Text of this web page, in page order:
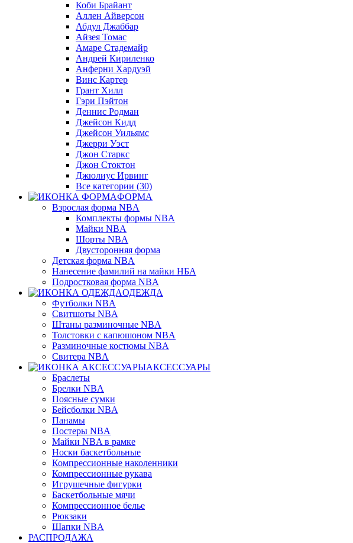
Коби Брайант
Аллен Айверсон
Абдул Джаббар
Айзея Томас
Амаре Стадемайр
Андрей Кириленко
Анферни Xардуэй
Винс Картер
Грант Хилл
Гэри Пэйтон
Деннис Родман
Джейсон Кидд
Джейсон Уильямс
Джерри Уэст
Джон Старкс
Джон Стоктон
Джюлиус Ирвинг
Все категории (30)
ФОРМА
Взрослая форма NBA
Комплекты формы NBA
Майки NBA
Шорты NBA
Двусторонняя форма
Детская форма NBA
Нанесение фамилий на майки НБА
Подростковая форма NBA
ОДЕЖДА
Футболки NBA
Свитшоты NBA
Штаны разминочные NBA
Толстовки с капюшоном NBA
Разминочные костюмы NBA
Свитера NBA
АКСЕССУАРЫ
Браслеты
Брелки NBA
Поясные сумки
Бейсболки NBA
Панамы
Постеры NBA
Майки NBA в рамке
Носки баскетбольные
Компрессионные наколенники
Компрессионные рукава
Игрушечные фигурки
Баскетбольные мячи
Компрессионное белье
Рюкзаки
Шапки NBA
РАСПРОДАЖА